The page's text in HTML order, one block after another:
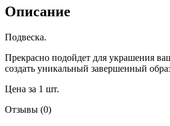
Описание
Подвеска.
Прекрасно подойдет для украшения
создать уникальный завершенный
Цена за 1 шт.
Отзывы (0)